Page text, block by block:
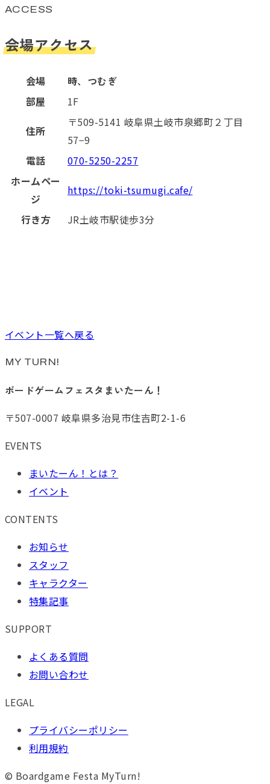
ACCESS
会場アクセス
会場
時、つむぎ
部屋
1F
住所
〒509-5141 岐阜県土岐市泉郷町２丁目
57−9
電話
070-5250-2257
ホームペー
ジ
https://toki-tsumugi.cafe/
行き方 JR土岐市駅徒歩3分
イベント一覧へ戻る
MY TURN!
ボードゲームフェスタまいたーん！
〒507-0007 岐阜県多治見市住吉町2-1-6
EVENTS
まいたーん！とは？
イベント
CONTENTS
お知らせ
スタッフ
キャラクター
特集記事
SUPPORT
よくある質問
お問い合わせ
LEGAL
プライバシーポリシー
利用規約
© Boardgame Festa MyTurn!